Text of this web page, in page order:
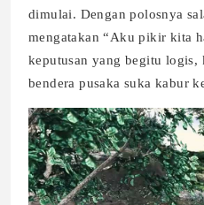
dimulai. Dengan polosnya
mengatakan “Aku pikir kita
keputusan yang begitu logis,
bendera pusaka suka kabur